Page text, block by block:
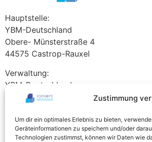
Zustimmung
Um dir ein optimales Erlebnis zu bieten,
Geräteinformationen zu speichern und/oder
Technologien zustimmst, können wir Daten wie
Hauptstelle:
YBM-Deutschland
Obere- Münsterstraße 4
44575 Castrop-Rauxel
Verwaltung:
YBM-Deutschland
Westring 212
Tel +49 2305 76004000
info@ybm-deutschland.de